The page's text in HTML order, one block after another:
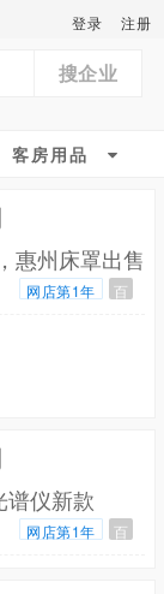
登录 注册
搜企业
客房用品
惠州床罩出售
网店第1年 百
谱仪新款
网店第1年 百